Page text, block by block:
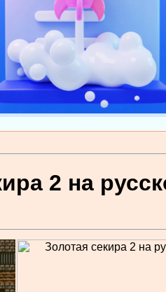
2 на